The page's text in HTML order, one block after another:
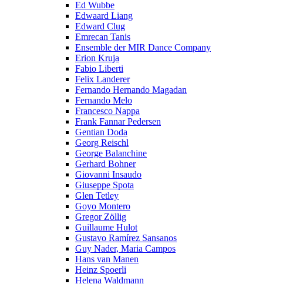
Ed Wubbe
Edwaard Liang
Edward Clug
Emrecan Tanis
Ensemble der MIR Dance Company
Erion Kruja
Fabio Liberti
Felix Landerer
Fernando Hernando Magadan
Fernando Melo
Francesco Nappa
Frank Fannar Pedersen
Gentian Doda
Georg Reischl
George Balanchine
Gerhard Bohner
Giovanni Insaudo
Giuseppe Spota
Glen Tetley
Goyo Montero
Gregor Zöllig
Guillaume Hulot
Gustavo Ramírez Sansanos
Guy Nader, Maria Campos
Hans van Manen
Heinz Spoerli
Helena Waldmann